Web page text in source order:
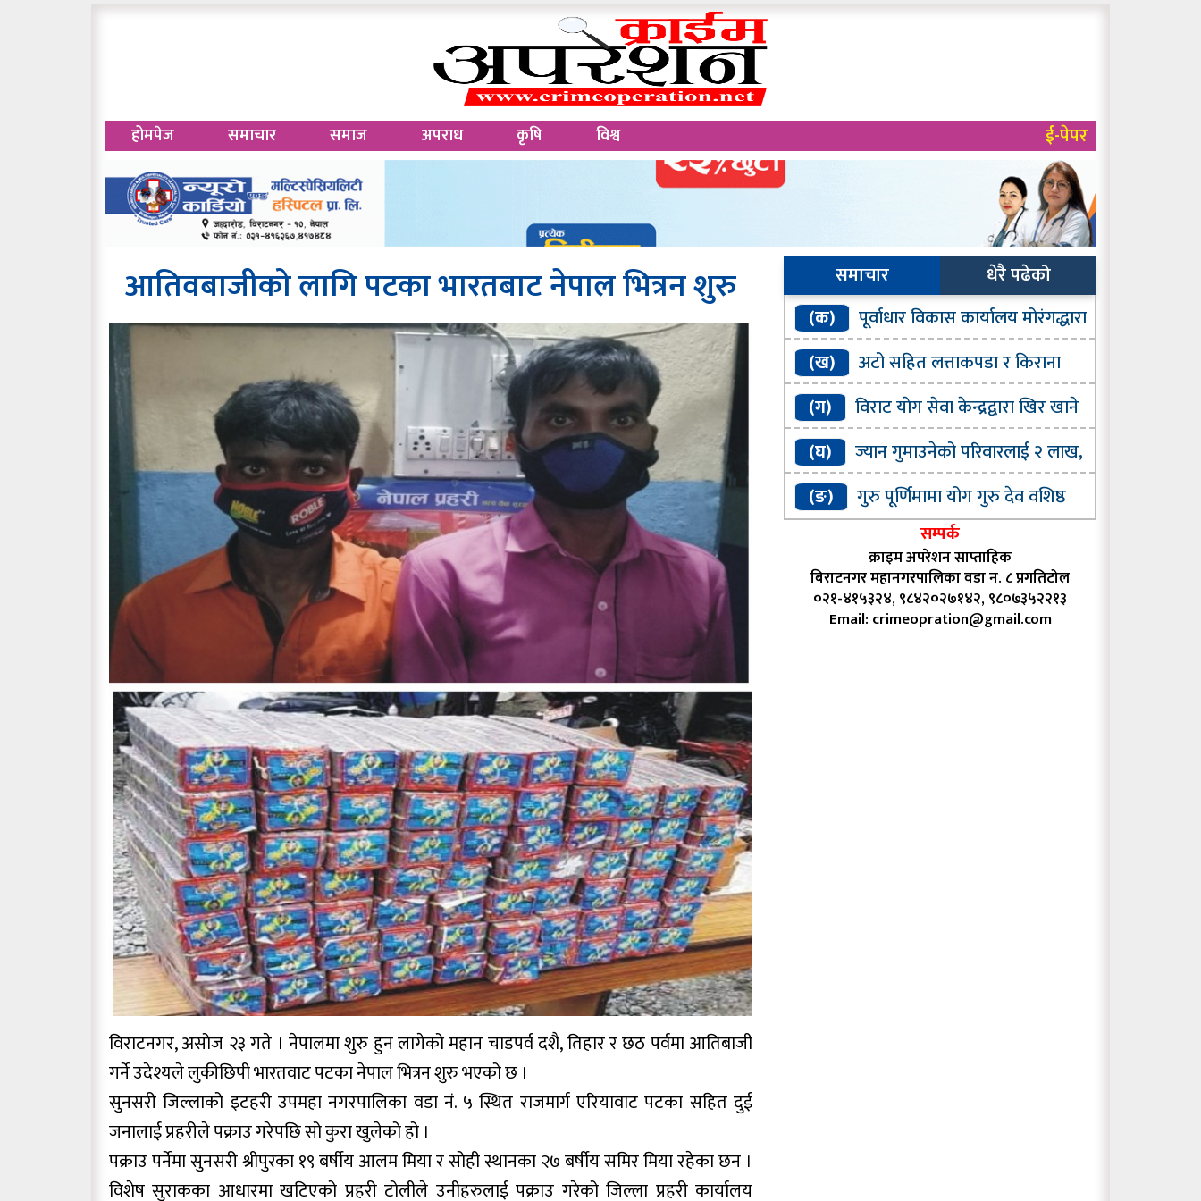
ई-पेपर
होमपेज समाचार समाज अपराध कृषि विश्व
आतिवबाजीको लागि पटका भारतबाट नेपाल भित्रन शुरु
विराटनगर, असोज २३ गते । नेपालमा शुरु हुन लागेको महान चाडपर्व दशै, तिहार र छठ पर्वमा आतिबाजी
गर्ने उदेश्यले लुकीछिपी भारतवाट पटका नेपाल भित्रन शुरु भएको छ ।
सुनसरी जिल्लाको इटहरी उपमहा नगरपालिका वडा नं. ५ स्थित राजमार्ग एरियावाट पटका सहित दुई
जनालाई प्रहरीले पक्राउ गरेपछि सो कुरा खुलेको हो ।
पक्राउ पर्नेमा सुनसरी श्रीपुरका १९ बर्षीय आलम मिया र सोही स्थानका २७ बर्षीय समिर मिया रहेका छन ।
विशेष सुराकका आधारमा खटिएको प्रहरी टोलीले उनीहरुलाई पक्राउ गरेको जिल्ला प्रहरी कार्यालय
समाचार
धेरै पढेको
(क)
पूर्वाधार विकास कार्यालय मोरंगद्धारा
७२ प्रतिशत भौतिक प्रगति
(ख)
अटो सहित लत्ताकपडा र किराना
सामान बरामद
(ग)
विराट याेग सेवा केन्द्रद्वारा खिर खाने
कार्यक्रम सम्पन्न
(घ)
ज्यान गुमाउनेको परिवारलाई २ लाख,
घाईतेलाई ५० हजार सहयाेग गर्ने घाेषणा
(ङ)
गुरु पूर्णिमामा योग गुरु देव वशिष्ठ
सम्मानित
सम्पर्क
क्राइम अपरेशन साप्ताहिक
बिराटनगर महानगरपालिका वडा न. ८ प्रगतिटोल
०२१-४१५३२४, ९८४२०२७१४२, ९८०७३५२२१३
Email: crimeopration@gmail.com